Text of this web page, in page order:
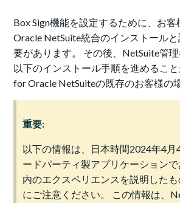
Box Sign機能を設定するために、お
Oracle NetSuite統合のインストール
要があります。 その後、NetSuite管
以下のインストール手順を進めるこ
for Oracle NetSuiteの既存のお客様の
重要:
以下の情報は、日本時間2024年4月
ードパーティ製アプリケーション
内のエクスペリエンスを説明した
にご注意ください。 この情報は、